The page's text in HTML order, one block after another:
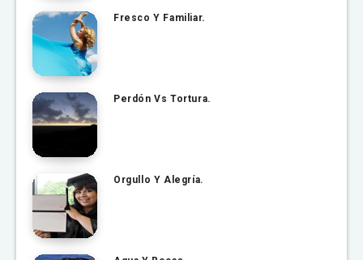
Fresco Y Familiar.
Perdón Vs Tortura.
Orgullo Y Alegría.